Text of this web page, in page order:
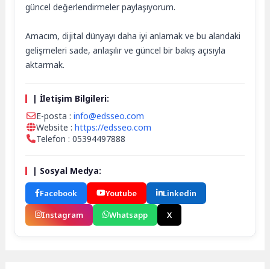
güncel değerlendirmeler paylaşıyorum.
Amacım, dijital dünyayı daha iyi anlamak ve bu alandaki
gelişmeleri sade, anlaşılır ve güncel bir bakış açısıyla
aktarmak.
| İletişim Bilgileri:
E-posta :info@edsseo.com
Website :https://edsseo.com
Telefon : 05394497888
| Sosyal Medya:
Facebook Youtube
Linkedin
Instagram
Whatsapp X